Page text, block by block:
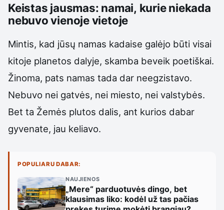
Keistas jausmas: namai, kurie niekada
nebuvo vienoje vietoje
Mintis, kad jūsų namas kadaise galėjo būti visai
kitoje planetos dalyje, skamba beveik poetiškai.
Žinoma, pats namas tada dar neegzistavo.
Nebuvo nei gatvės, nei miesto, nei valstybės.
Bet ta Žemės plutos dalis, ant kurios dabar
gyvenate, jau keliavo.
POPULIARU DABAR:
NAUJIENOS
„Mere“ parduotuvės dingo, bet
klausimas liko: kodėl už tas pačias